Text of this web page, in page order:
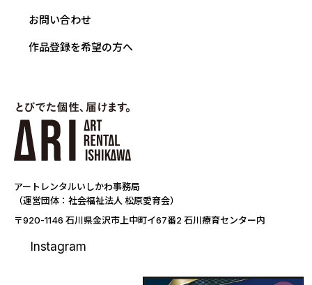
アートレンタルいしかわ事務局
（運営団体：社会福祉法人 松原愛育会）
〒920-1146 石川県金沢市上中町イ67番2 石川療育センター内
Instagram
お問い合わせ
作品登録を希望の方へ